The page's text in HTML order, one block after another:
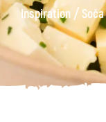
Inspiration /